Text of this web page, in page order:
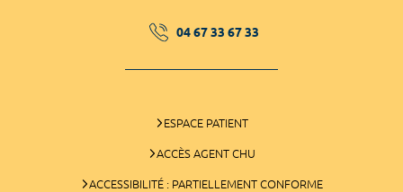
04 67 33 67 33
ESPACE PATIENT
ACCÈS AGENT CHU
ACCESSIBILITÉ : PARTIELLEMENT CONFORME